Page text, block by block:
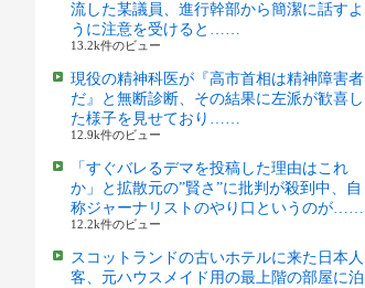
流した某議員、進行幹部から簡潔に話すよ
うに注意を受けると……
13.2k件のビュー
現役の精神科医が『高市首相は精神障害者
だ』と無断診断、その結果に左派が歓喜し
た様子を見せており……
12.9k件のビュー
「すぐバレるデマを投稿した理由はこれ
か」と拡散元の”賢さ”に批判が殺到中、自
称ジャーナリストのやり口というのが……
12.2k件のビュー
スコットランドの古いホテルに来た日本人
客、元ハウスメイド用の最上階の部屋に泊